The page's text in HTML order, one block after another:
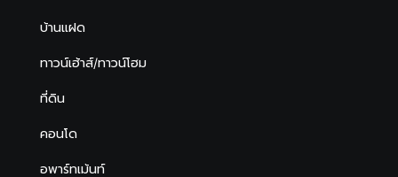
บ้านแฝด
ทาวน์เฮ้าส์/ทาวน์โฮม
ที่ดิน
คอนโด
อพาร์ทเม้นท์